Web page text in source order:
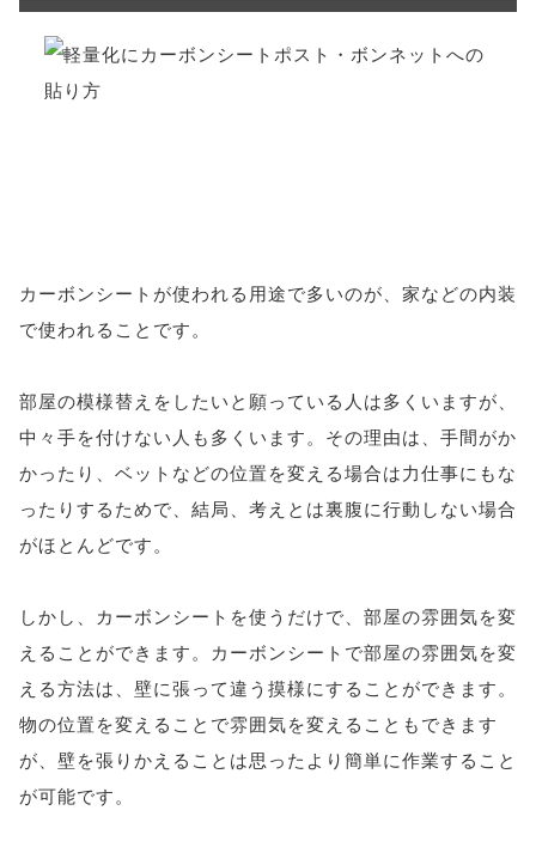
カーボンシートが使われる用途で多いのが、家などの内装
で使われることです。
部屋の模様替えをしたいと願っている人は多くいますが、
中々手を付けない人も多くいます。その理由は、手間がか
かったり、ベットなどの位置を変える場合は力仕事にもな
ったりするためで、結局、考えとは裏腹に行動しない場合
がほとんどです。
しかし、カーボンシートを使うだけで、部屋の雰囲気を変
えることができます。カーボンシートで部屋の雰囲気を変
える方法は、壁に張って違う摸様にすることができます。
物の位置を変えることで雰囲気を変えることもできます
が、壁を張りかえることは思ったより簡単に作業すること
が可能です。